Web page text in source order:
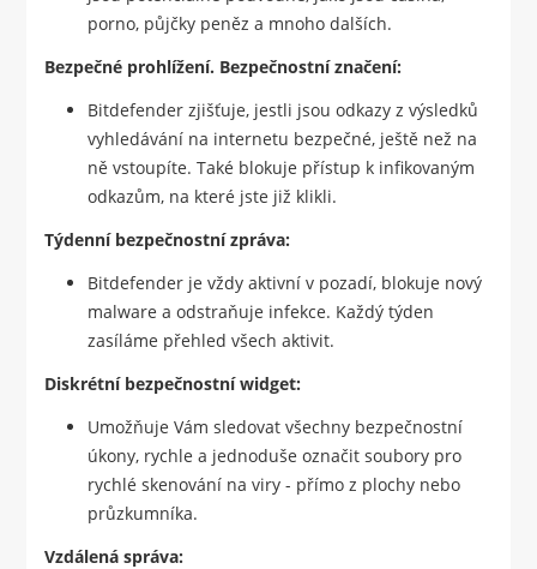
porno, půjčky peněz a mnoho dalších.
Bezpečné prohlížení. Bezpečnostní značení:
Bitdefender zjišťuje, jestli jsou odkazy z výsledků
vyhledávání na internetu bezpečné, ještě než na
ně vstoupíte. Také blokuje přístup k infikovaným
odkazům, na které jste již klikli.
Týdenní bezpečnostní zpráva:
Bitdefender je vždy aktivní v pozadí, blokuje nový
malware a odstraňuje infekce. Každý týden
zasíláme přehled všech aktivit.
Diskrétní bezpečnostní widget:
Umožňuje Vám sledovat všechny bezpečnostní
úkony, rychle a jednoduše označit soubory pro
rychlé skenování na viry - přímo z plochy nebo
průzkumníka.
Vzdálená správa: